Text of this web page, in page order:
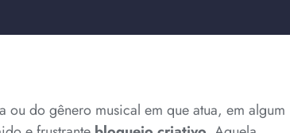
ou do gênero musical em que atua, em algum